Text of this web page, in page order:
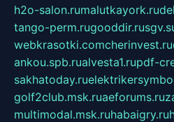
h2o-salon.rumalutkayork.ru
tango-perm.rugooddir.ru
webkrasotki.comcherinvest.ru
ankou.spb.rualvesta1.rupdf-
sakhatoday.ru
golf2club.msk.ruaeforums.ru
multimodal.msk.ruhabaigry.ru